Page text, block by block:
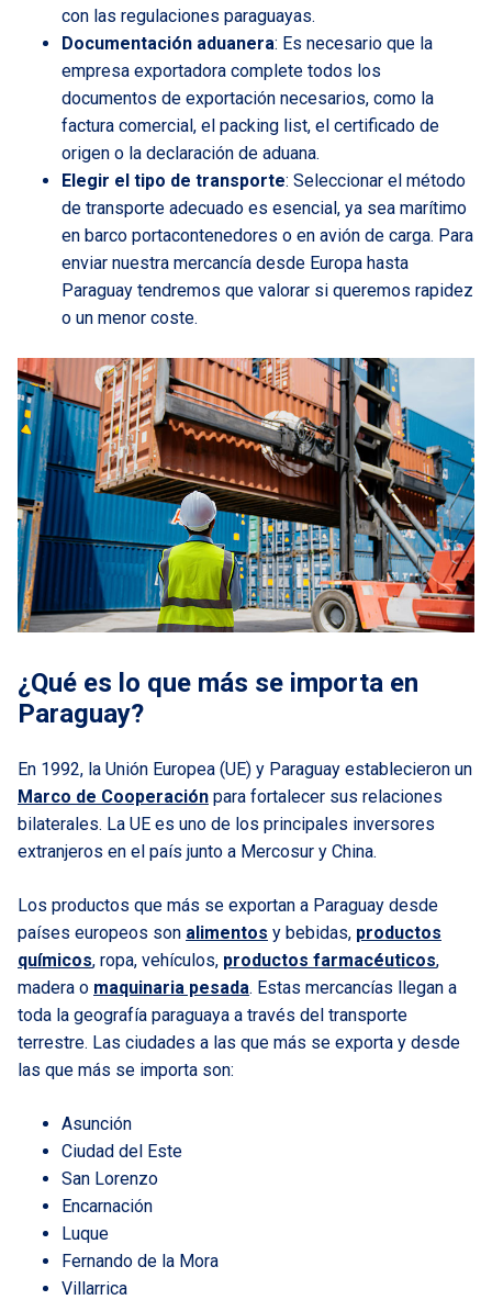
con las regulaciones paraguayas.
Documentación aduanera: Es necesario que la
empresa exportadora complete todos los
documentos de exportación necesarios, como la
factura comercial, el packing list, el certificado de
origen o la declaración de aduana.
Elegir el tipo de transporte: Seleccionar el método
de transporte adecuado es esencial, ya sea marítimo
en barco portacontenedores o en avión de carga. Para
enviar nuestra mercancía desde Europa hasta
Paraguay tendremos que valorar si queremos rapidez
o un menor coste.
¿Qué es lo que más se importa en
Paraguay?
En 1992, la Unión Europea (UE) y Paraguay establecieron un
Marco de Cooperación para fortalecer sus relaciones
bilaterales. La UE es uno de los principales inversores
extranjeros en el país junto a Mercosur y China.
Los productos que más se exportan a Paraguay desde
países europeos son alimentos y bebidas, productos
químicos, ropa, vehículos, productos farmacéuticos,
madera o maquinaria pesada. Estas mercancías llegan a
toda la geografía paraguaya a través del transporte
terrestre. Las ciudades a las que más se exporta y desde
las que más se importa son:
Asunción
Ciudad del Este
San Lorenzo
Encarnación
Luque
Fernando de la Mora
Villarrica